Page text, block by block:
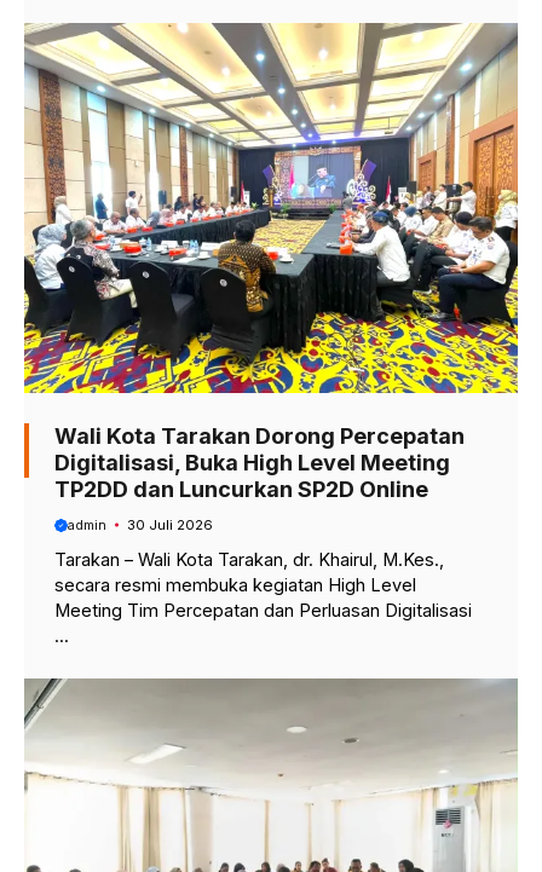
Wali Kota Tarakan Dorong Percepatan
Digitalisasi, Buka High Level Meeting
TP2DD dan Luncurkan SP2D Online
admin 30 Juli 2026
Tarakan – Wali Kota Tarakan, dr. Khairul, M.Kes.,
secara resmi membuka kegiatan High Level
Meeting Tim Percepatan dan Perluasan Digitalisasi
...